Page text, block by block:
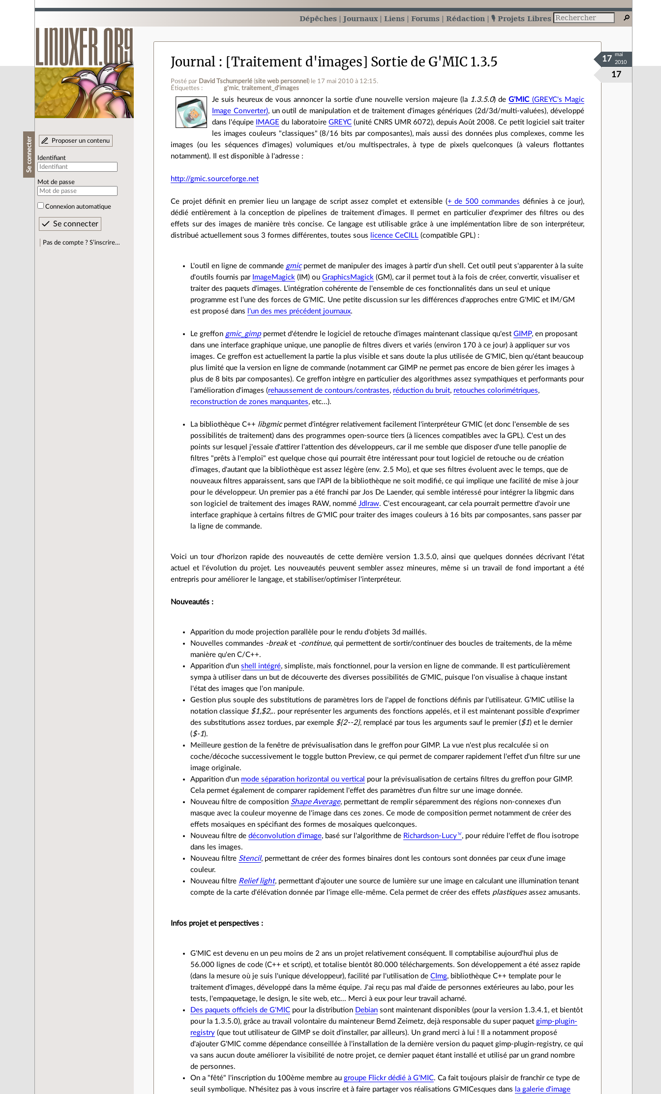
Dépêches Journaux Liens Forums Rédaction 🎙️ Projets Libres
Se connecter Proposer un contenu
Identifiant
Mot de passe
Connexion automatique
Pas de compte ? S’inscrire…
Journal [Traitement d'images] Sortie de G'MIC 1.3.5
Posté par David Tschumperlé (site web personnel ) le 17 mai 2010 à 12:15.
Étiquettes :
g'mic traitement_d'images
17
17
mai
2010
Je suis heureux de vous annoncer la sortie d'une nouvelle version majeure (la 1.3.5.0) deG'MIC(GREYC's Magic
Image Converter), un outil de manipulation et de traitement d'images génériques (2d/3d/multi-valuées), développé
dans l'équipe
IMAGE du laboratoire GREYC(unité CNRS UMR 6072), depuis Août 2008. Ce petit logiciel sait traiter
les images couleurs "classiques" (8/16 bits par composantes), mais aussi des données plus complexes, comme les
images (ou les séquences d'images) volumiques et/ou multispectrales, à type de pixels quelconques (à valeurs flottantes
notamment). Il est disponible à l'adresse :
http://gmic.sourceforge.net
Ce projet définit en premier lieu un langage de script assez complet et extensible (+ de 500 commandes définies à ce jour),
dédié entièrement à la conception de pipelines de traitement d'images. Il permet en particulier d'exprimer des filtres ou des
effets sur des images de manière très concise. Ce langage est utilisable grâce à une implémentation libre de son interpréteur,
distribué actuellement sous 3 formes différentes, toutes sous
licence CeCILL (compatible GPL) :
L'outil en ligne de commande gmicpermet de manipuler des images à partir d'un shell. Cet outil peut s'apparenter à la suite
d'outils fournis par ImageMagick (IM) ouGraphicsMagick (GM), car il permet tout à la fois de créer, convertir, visualiser et
traiter des paquets d'images. L'intégration cohérente de l'ensemble de ces fonctionnalités dans un seul et unique
programme est l'une des forces de G'MIC. Une petite discussion sur les différences d'approches entre G'MIC et IM/GM
est proposé dans
l'un des mes précédent journaux.
Le greffon gmic_gimppermet d'étendre le logiciel de retouche d'images maintenant classique qu'estGIMP, en proposant
dans une interface graphique unique, une panoplie de filtres divers et variés (environ 170 à ce jour) à appliquer sur vos
images. Ce greffon est actuellement la partie la plus visible et sans doute la plus utilisée de G'MIC, bien qu'étant beaucoup
plus limité que la version en ligne de commande (notamment car GIMP ne permet pas encore de bien gérer les images à
plus de 8 bits par composantes). Ce greffon intègre en particulier des algorithmes assez sympathiques et performants pour
l'amélioration d'images (rehaussement de contours/contrastes, réduction du bruit, retouches colorimétriques,
reconstruction de zones manquantes, etc...).
La bibliothèque C++ libgmicpermet d'intégrer relativement facilement l'interpréteur G'MIC (et donc l'ensemble de ses
possibilités de traitement) dans des programmes open-source tiers (à licences compatibles avec la GPL). C'est un des
points sur lesquel j'essaie d'attirer l'attention des développeurs, car il me semble que disposer d'une telle panoplie de
filtres "prêts à l'emploi" est quelque chose qui pourrait être intéressant pour tout logiciel de retouche ou de création
d'images, d'autant que la bibliothèque est assez légère (env. 2.5 Mo), et que ses filtres évoluent avec le temps, que de
nouveaux filtres apparaissent, sans que l'API de la bibliothèque ne soit modifié, ce qui implique une facilité de mise à jour
pour le développeur. Un premier pas a été franchi par Jos De Laender, qui semble intéressé pour intégrer la libgmic dans
son logiciel de traitement des images RAW, nomméJdlraw. C'est encourageant, car cela pourrait permettre d'avoir une
interface graphique à certains filtres de G'MIC pour traiter des images couleurs à 16 bits par composantes, sans passer par
la ligne de commande.
Voici un tour d'horizon rapide des nouveautés de cette dernière version 1.3.5.0, ainsi que quelques données décrivant l'état
actuel et l'évolution du projet. Les nouveautés peuvent sembler assez mineures, même si un travail de fond important a été
entrepris pour améliorer le langage, et stabiliser/optimiser l'interpréteur.
Nouveautés :
Apparition du mode projection parallèle pour le rendu d'objets 3d maillés.
Nouvelles commandes -breaket -continue, qui permettent de sortir/continuer des boucles de traitements, de la même
manière qu'en C/C++.
Apparition d'unshell intégré, simpliste, mais fonctionnel, pour la version en ligne de commande. Il est particulièrement
sympa à utiliser dans un but de découverte des diverses possibilités de G'MIC, puisque l'on visualise à chaque instant
l'état des images que l'on manipule.
Gestion plus souple des substitutions de paramètres lors de l'appel de fonctions définis par l'utilisateur. G'MIC utilise la
notation classique $1,$2,.. pour représenter les arguments des fonctions appelés, et il est maintenant possible d'exprimer
des substitutions assez tordues, par exemple ${2--2}, remplacé par tous les arguments sauf le premier ($1) et le dernier
($-1).
Meilleure gestion de la fenêtre de prévisualisation dans le greffon pour GIMP. La vue n'est plus recalculée si on
coche/décoche successivement le toggle button Preview, ce qui permet de comparer rapidement l'effet d'un filtre sur une
image originale.
Apparition d'un mode séparation horizontal ou vertical pour la prévisualisation de certains filtres du greffon pour GIMP.
Cela permet également de comparer rapidement l'effet des paramètres d'un filtre sur une image donnée.
Nouveau filtre de composition Shape Average, permettant de remplir séparemment des régions non-connexes d'un
masque avec la couleur moyenne de l'image dans ces zones. Ce mode de composition permet notamment de créer des
effets mosaiques en spécifiant des formes de mosaiques quelconques.
Nouveau filtre dedéconvolution d'image, basé sur l'algorithme de Richardson-Lucy
, pour réduire l'effet de flou isotrope
dans les images.
Nouveau filtre Stencil, permettant de créer des formes binaires dont les contours sont données par ceux d'une image
couleur.
Nouveau filtre Relief light, permettant d'ajouter une source de lumière sur une image en calculant une illumination tenant
compte de la carte d'élévation donnée par l'image elle-même. Cela permet de créer des effets plastiquesassez amusants.
Infos projet et perspectives :
G'MIC est devenu en un peu moins de 2 ans un projet relativement conséquent. Il comptabilise aujourd'hui plus de
56.000 lignes de code (C++ et script), et totalise bientôt 80.000 téléchargements. Son développement a été assez rapide
(dans la mesure où je suis l'unique développeur), facilité par l'utilisation deCImg, bibliothèque C++ template pour le
traitement d'images, développé dans la même équipe. J'ai reçu pas mal d'aide de personnes extérieures au labo, pour les
tests, l'empaquetage, le design, le site web, etc... Merci à eux pour leur travail acharné.
Des paquets officiels de G'MIC pour la distribution Debian sont maintenant disponibles (pour la version 1.3.4.1, et bientôt
pour la 1.3.5.0), grâce au travail volontaire du mainteneur Bernd Zeimetz, dejà responsable du super paquetgimp-plugin-
registry (que tout utilisateur de GIMP se doit d'installer, par ailleurs). Un grand merci à lui ! Il a notamment proposé
d'ajouter G'MIC comme dépendance conseillée à l'installation de la dernière version du paquet gimp-plugin-registry, ce qui
va sans aucun doute améliorer la visibilité de notre projet, ce dernier paquet étant installé et utilisé par un grand nombre
de personnes.
On a "fêté" l'inscription du 100ème membre augroupe Flickr dédié à G'MIC. Ca fait toujours plaisir de franchir ce type de
seuil symbolique. N'hésitez pas à vous inscrire et à faire partager vos réalisations G'MICesques dans la galerie d'image